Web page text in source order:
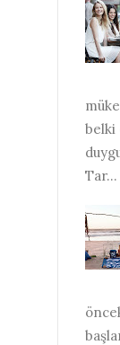
belki
Tar...